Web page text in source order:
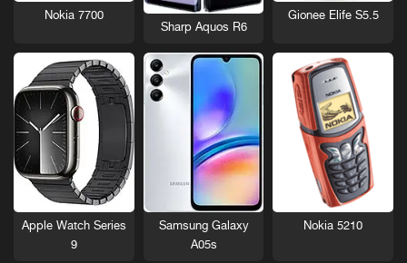
Gionee Elife S5.5
Sharp Aquos R6
Nokia 7700
Nokia 5210
Samsung Galaxy
A05s
Apple Watch Series
9